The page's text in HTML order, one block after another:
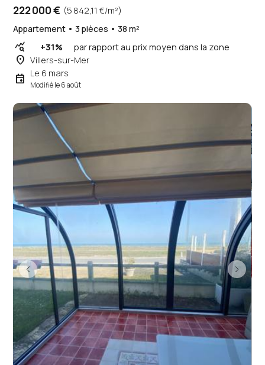
222 000 € (5 842,11 €/m²)
Appartement • 3 pièces • 38 m²
query_stats +31% par rapport au prix moyen dans la zone
place Villers-sur-Mer
event Le 6 mars
Modifié le 6 août